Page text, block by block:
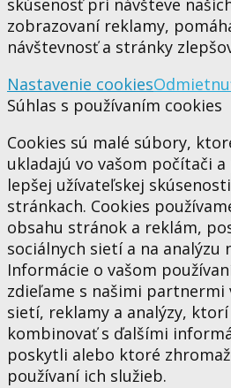
skúsenosť pri návšteve
zobrazovaní reklamy,
návštevnosť a stránky
Nastavenie cookies
Súhlas s používaním cookies
Cookies sú malé súbory,
ukladajú vo vašom počítači
lepšej užívateľskej
stránkach. Cookies
obsahu stránok a reklám,
sociálnych sietí a na analýzu
Informácie o vašom
zdieľame s našimi partnermi
sietí, reklamy a analýzy,
kombinovať s ďalšími
poskytli alebo ktoré
používaní ich služieb.